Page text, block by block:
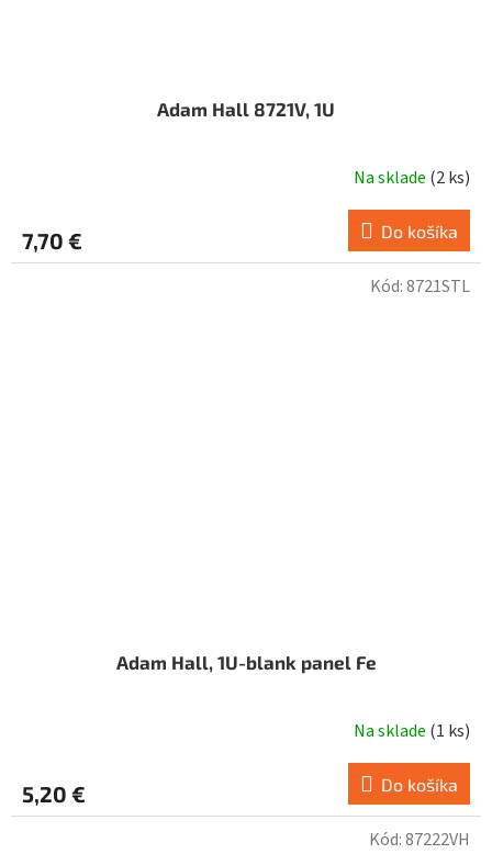
Adam Hall 8721V, 1U
Na sklade (2 ks)
7,70 € Do košíka
Adam Hall, 1U-blank panel Fe
Na sklade (1 ks)
5,20 € Do košíka
Kód:8721STL
Kód:87222VH